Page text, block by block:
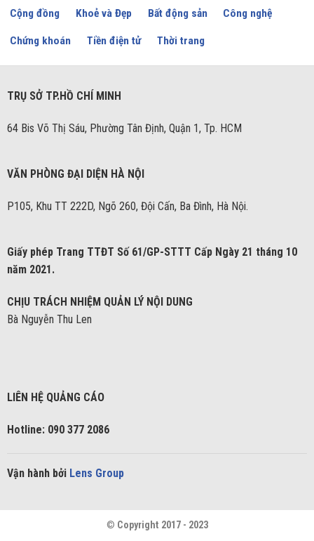
Cộng đồng Khoẻ và Đẹp Bất động sản Công nghệ
Chứng khoán Tiền điện tử Thời trang
TRỤ SỞ TP.HỒ CHÍ MINH
64 Bis Võ Thị Sáu, Phường Tân Định, Quận 1, Tp. HCM
VĂN PHÒNG ĐẠI DIỆN HÀ NỘI
P105, Khu TT 222D, Ngõ 260, Đội Cấn, Ba Đình, Hà Nội.
Giấy phép Trang TTĐT Số 61/GP-STTT Cấp Ngày 21 tháng 10
năm 2021.
CHỊU TRÁCH NHIỆM QUẢN LÝ NỘI DUNG
Bà Nguyễn Thu Len
LIÊN HỆ QUẢNG CÁO
Hotline: 090 377 2086
Vận hành bởi Lens Group
© Copyright 2017 - 2023